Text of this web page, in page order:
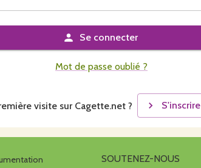
Se connecter
Mot de passe oublié ?
visite sur Cagette.net ? S'inscrire
SOUTENEZ-NOUS